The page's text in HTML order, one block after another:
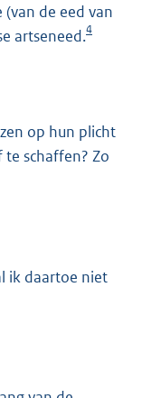
de eed van
artseneed.4
op hun plicht
schaffen? Zo
ik daartoe niet